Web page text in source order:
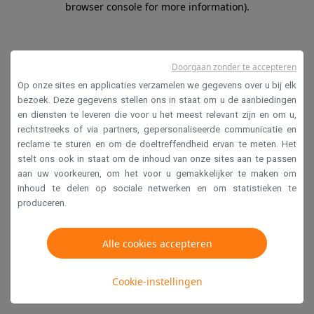
browser console for more information).
Op onze sites en applicaties verzamelen we gegevens over u bij elk
bezoek. Deze gegevens stellen ons in staat om u de aanbiedingen
en diensten te leveren die voor u het meest relevant zijn en om u,
rechtstreeks of via partners, gepersonaliseerde communicatie en
reclame te sturen en om de doeltreffendheid ervan te meten. Het
stelt ons ook in staat om de inhoud van onze sites aan te passen
aan uw voorkeuren, om het voor u gemakkelijker te maken om
inhoud te delen op sociale netwerken en om statistieken te
produceren.
Alle cookies accepteren
Cookie-instellingen
Doorgaan zonder te accepteren